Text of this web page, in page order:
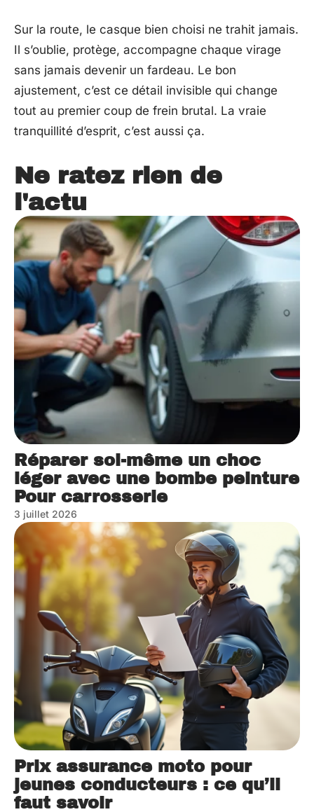
Sur la route, le casque bien choisi ne trahit jamais.
Il s’oublie, protège, accompagne chaque virage
sans jamais devenir un fardeau. Le bon
ajustement, c’est ce détail invisible qui change
tout au premier coup de frein brutal. La vraie
tranquillité d’esprit, c’est aussi ça.
Ne ratez rien de
l'actu
Réparer soi-même un choc
léger avec une bombe peinture
Pour carrosserie
3 juillet 2026
Prix assurance moto pour
jeunes conducteurs : ce qu’il
faut savoir